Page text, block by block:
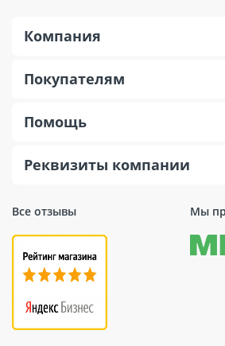
Все отзывы Мы
Компания
Покупателям
Помощь
Реквизиты компании